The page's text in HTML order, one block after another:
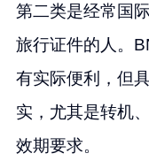
第二类是经常国
旅行证件的人。
有实际便利，但
实，尤其是转机
效期要求。